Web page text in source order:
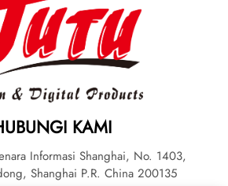
KAMI
Informasi Shanghai, No. 1403,
Shanghai P.R. China 200135